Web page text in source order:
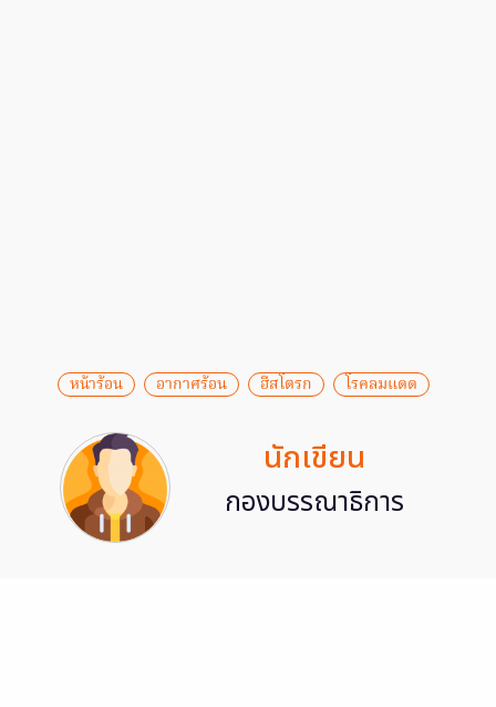
หน้าร้อน อากาศร้อน ฮีสโตรก โรคลมแดด
นักเขียน
กองบรรณาธิการ